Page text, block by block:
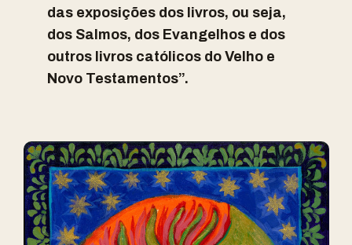
das exposições dos livros, ou seja,
dos Salmos, dos Evangelhos e dos
outros livros católicos do Velho e
Novo Testamentos”.